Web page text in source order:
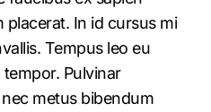
placerat. In id cursus mi
Tempus leo eu
Pulvinar
metus bibendum